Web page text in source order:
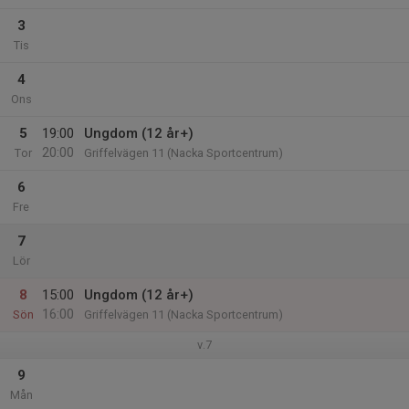
3
Tis
4
Ons
5
Tor
19:00
20:00
Ungdom (12 år+)
Griffelvägen 11 (Nacka Sportcentrum)
6
Fre
7
Lör
8
Sön
15:00
16:00
Ungdom (12 år+)
Griffelvägen 11 (Nacka Sportcentrum)
v.7
9
Mån